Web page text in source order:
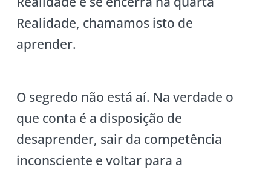
Realidade, chamamos isto de
aprender.
O segredo não está aí. Na verdade o
que conta é a disposição de
desaprender, sair da competência
inconsciente e voltar para a